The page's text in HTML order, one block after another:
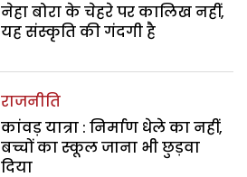
नेहा बोरा के चेहरे पर कालिख नहीं,
यह संस्कृति की गंदगी है
राजनीति
कांवड़ यात्रा : निर्माण धेले का नहीं,
बच्चों का स्कूल जाना भी छुड़वा
दिया